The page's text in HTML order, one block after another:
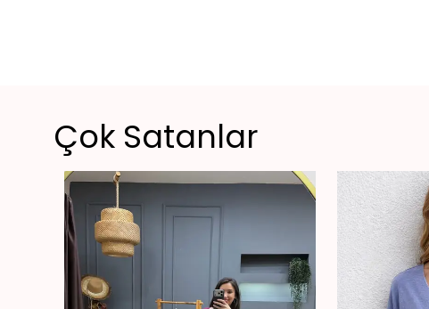
Çok Satanlar